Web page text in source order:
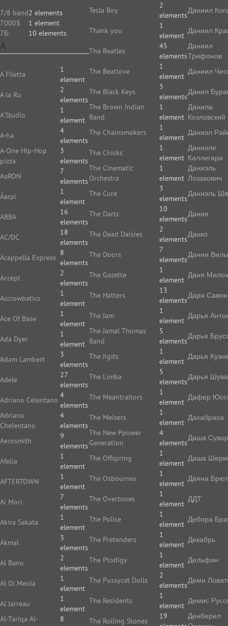
7/8 band2 elements
7000$
1 element
7Б
10 elements
A
A Filetta
1
element
A la Ru
2
elements
A'Studio
1
element
A-ha
4
elements
A-One Hip-Hop
pizza
3
elements
AaRON
7
elements
Áarpi
1
element
ABBA
16
elements
AC/DC
18
elements
Acappella Express
8
elements
Accept
2
elements
Accrowbatics
1
element
Ace Of Base
1
element
Ada Dyer
1
element
Adam Lambert
3
elements
Adele
27
elements
Adriano Celentano
4
elements
Adriano
Chelentano
4
elements
Aerosmith
9
elements
Afelia
1
element
AFTERTOWN
1
element
Ai Mori
7
elements
Akira Sakata
1
element
Akmal
3
elements
Al Bano
2
elements
Al Di Meola
1
element
Al Jarreau
1
element
Al-Tariqa Al-
8
Tesla Boy
2
elements
Thank you
1
element
The Beatles
45
elements
The Beatlove
1
element
The Black Keys
3
elements
The Brown Indian
Band
1
element
The Chainsmokers
1
element
The Chicks
1
element
The Cinematic
Orchestra
1
element
The Cure
3
elements
The Dartz
10
elements
The Dead Daisies
2
elements
The Doors
7
elements
The Gazette
1
element
The Hatters
13
elements
The Jam
1
element
The Jamal Thomas
Band
5
elements
The Jigits
1
element
The Limba
5
elements
The Meantraitors
1
element
The Meisers
1
element
The New Ppower
Generation
4
elements
The Offspring
1
element
The Osbournes
1
element
The Overtones
1
element
The Police
1
element
The Pretenders
1
element
The Ptodigy
1
element
The Pussycat Dolls
2
elements
The Residents
1
element
The Rolling Stones
19
Даниил
Даниил
Даниил
Трифонов
Даниил
Данил
Данила
Козловский
Даниэл
Даниэле
Каллегари
Даниэль
Лозакович
Даниэль
Дания
Данко
Данни
Даня
Дара
Дарья
Дарья
Дарья
Дарья
Дафер
Дахабраха
Даша
Даша
Даяна Брют
ДДТ
Дебора
Декабрь
Дельфин
Деми
Демис
Денберел